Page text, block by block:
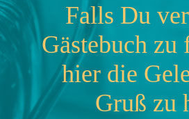
Falls Du
Gästebuch zu
hier die
Gruß zu